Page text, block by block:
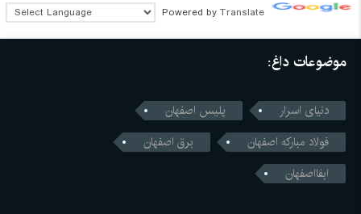
Powered by Translate
موضوعات داغ:
دنیای اسرار
پلیس اصفهان
فولاد مبارکه اصفهان
برق اصفهان
ابفااصفهان